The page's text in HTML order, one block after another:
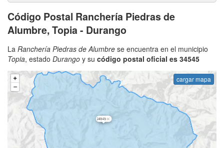
Código Postal Ranchería Piedras de
Alumbre, Topia - Durango
La Ranchería Piedras de Alumbre se encuentra en el municipio
Topia, estado Durango y su código postal oficial es 34545
cargar mapa